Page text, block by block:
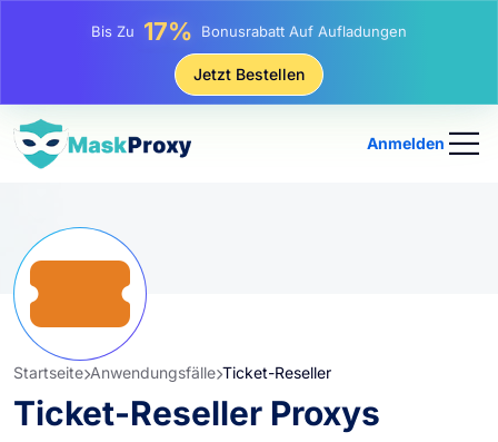
Bis Zu 25% Rabatt Auf Statische IP-Käufe
81% Rabatt Auf Rotierende IP Einkäufe
Jetzt Bestellen
Anmelden
Startseite Anwendungsfälle Ticket-Reseller
Ticket-Reseller Proxys